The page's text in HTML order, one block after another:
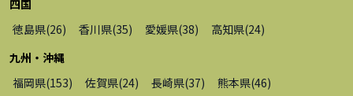
四国
徳島県(26) 香川県(35) 愛媛県(38) 高知県(24)
九州・沖縄
福岡県(153) 佐賀県(24) 長崎県(37) 熊本県(46)